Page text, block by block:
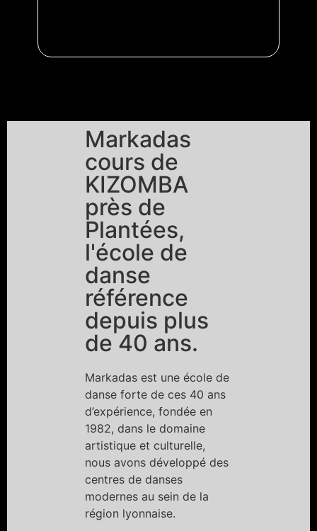
Markadas
cours de
KIZOMBA
près de
Plantées,
l'école de
danse
référence
depuis plus
de 40 ans.
Markadas est une école de
danse forte de ces 40 ans
d’expérience, fondée en
1982, dans le domaine
artistique et culturelle,
nous avons développé des
centres de danses
modernes au sein de la
région lyonnaise.